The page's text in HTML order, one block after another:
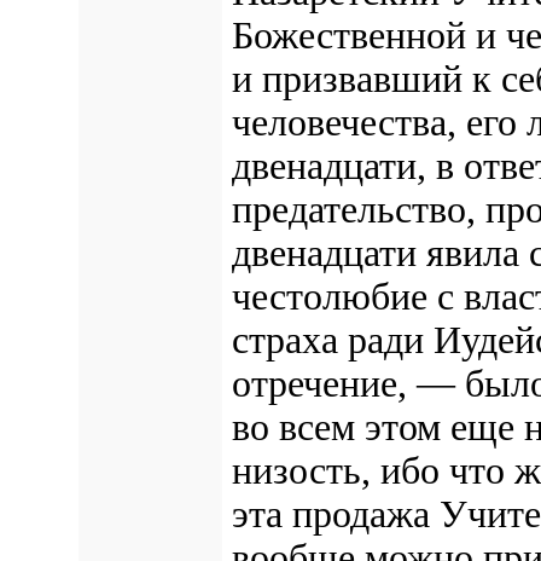
Божественной и
и призвавший к
человечества,
двенадцати, в
предательство,
двенадцати явила
честолюбие с
страха ради
отречение, —
во всем этом еще
низость, ибо что
эта продажа